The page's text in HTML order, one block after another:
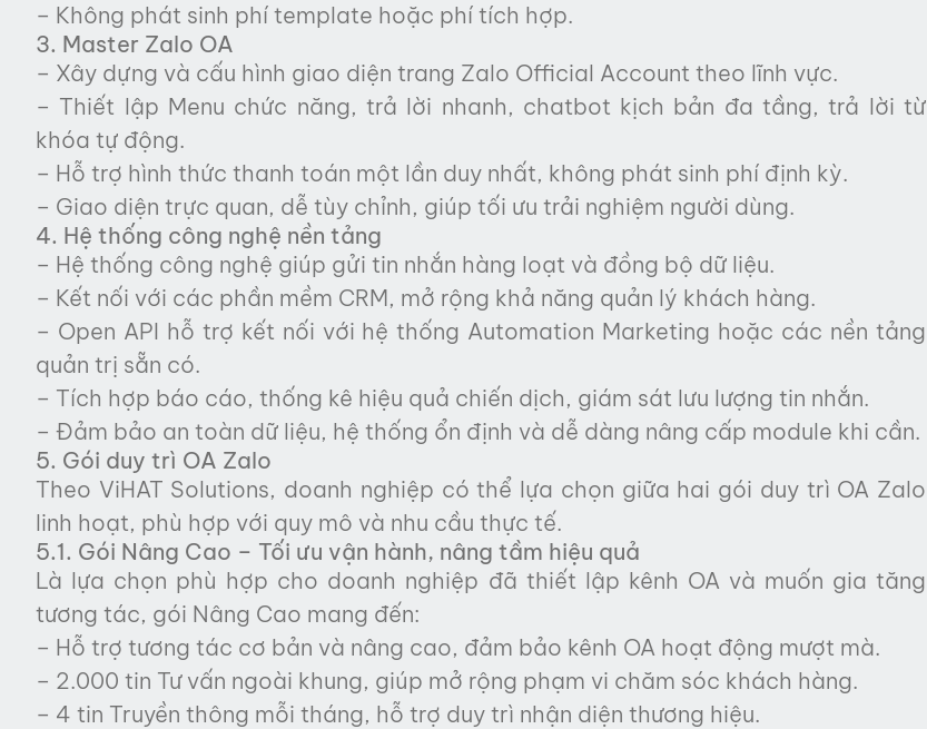
– Không phát sinh phí template hoặc phí tích hợp.
3. Master Zalo OA
– Xây dựng và cấu hình giao diện trang Zalo Official Account theo lĩnh vực.
– Thiết lập Menu chức năng, trả lời nhanh, chatbot kịch bản đa tầng, trả lời từ
khóa tự động.
– Hỗ trợ hình thức thanh toán một lần duy nhất, không phát sinh phí định kỳ.
– Giao diện trực quan, dễ tùy chỉnh, giúp tối ưu trải nghiệm người dùng.
4. Hệ thống công nghệ nền tảng
– Hệ thống công nghệ giúp gửi tin nhắn hàng loạt và đồng bộ dữ liệu.
– Kết nối với các phần mềm CRM, mở rộng khả năng quản lý khách hàng.
– Open API hỗ trợ kết nối với hệ thống Automation Marketing hoặc các nền tảng
quản trị sẵn có.
– Tích hợp báo cáo, thống kê hiệu quả chiến dịch, giám sát lưu lượng tin nhắn.
– Đảm bảo an toàn dữ liệu, hệ thống ổn định và dễ dàng nâng cấp module khi cần.
5. Gói duy trì OA Zalo
Theo ViHAT Solutions, doanh nghiệp có thể lựa chọn giữa hai gói duy trì OA Zalo
linh hoạt, phù hợp với quy mô và nhu cầu thực tế.
5.1. Gói Nâng Cao – Tối ưu vận hành, nâng tầm hiệu quả
Là lựa chọn phù hợp cho doanh nghiệp đã thiết lập kênh OA và muốn gia tăng
tương tác, gói Nâng Cao mang đến:
– Hỗ trợ tương tác cơ bản và nâng cao, đảm bảo kênh OA hoạt động mượt mà.
– 2.000 tin Tư vấn ngoài khung, giúp mở rộng phạm vi chăm sóc khách hàng.
– 4 tin Truyền thông mỗi tháng, hỗ trợ duy trì nhận diện thương hiệu.